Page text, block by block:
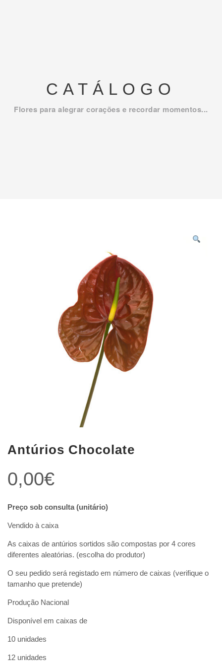
CATÁLOGO
Flores para alegrar corações e recordar momentos...
Antúrios Chocolate
0,00€
Preço sob consulta (unitário)
Vendido à caixa
As caixas de antúrios sortidos são compostas por 4 cores
diferentes aleatórias. (escolha do produtor)
O seu pedido será registado em número de caixas (verifique o
tamanho que pretende)
Produção Nacional
Disponível em caixas de
10 unidades
12 unidades